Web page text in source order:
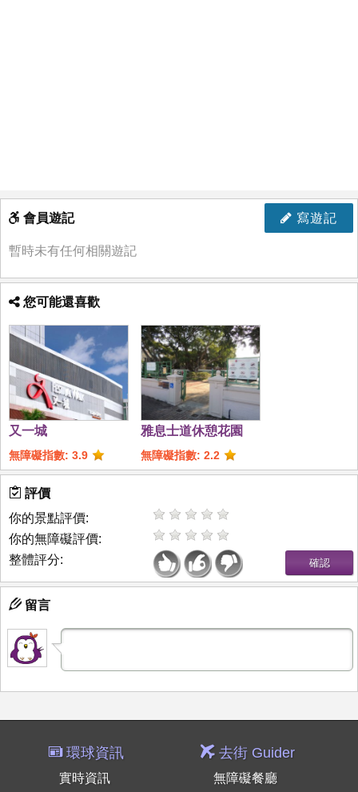
寫遊記
會員遊記
暫時未有任何相關遊記
您可能還喜歡
又一城
無障礙指數: 3.9
雅息士道休憩花園
無障礙指數: 2.2
評價
你的景點評價:
你的無障礙評價:
整體評分:
留言
環球資訊
實時資訊
去街 Guider
無障礙餐廳